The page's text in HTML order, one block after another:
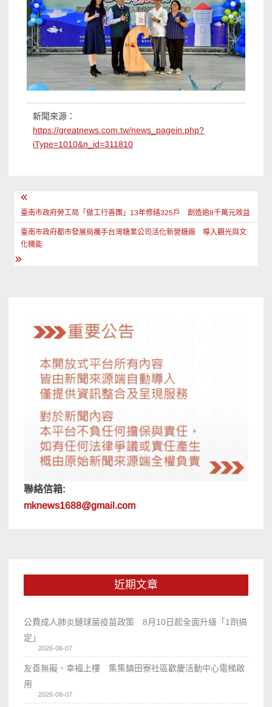
新聞來源：
https://greatnews.com.tw/news_pagein.php?
iType=1010&n_id=311810
文
章
導
覽
臺南市政府勞工局「做工行善團」13年修繕325戶 創造逾8千萬元效益
臺南市政府都市發展局攜手台灣糖業公司活化新營糖廠 導入觀光與文
化機能
聯絡信箱:
mknews1688@gmail.com
近期文章
公費成人肺炎鏈球菌疫苗政策 8月10日起全面升級「1劑搞
定」
2026-08-07
友善無礙、幸福上樓 集集鎮田寮社區歡慶活動中心電梯啟
用
2026-08-07